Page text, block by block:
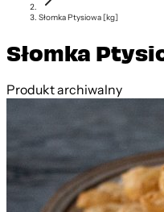
Słomka Ptysiowa [kg]
Słomka
Produkt archiwalny